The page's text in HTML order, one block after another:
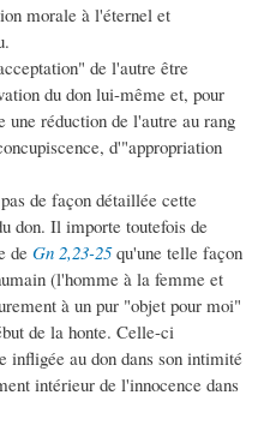
morale à l'éternel et
de l'autre être
du don lui-même et, pour
une réduction de l'autre au rang
d'"appropriation
de façon détaillée cette
don. Il importe toutefois de
de Gn 2,23-25qu'une telle façon
(l'homme à la femme et
à un pur "objet pour moi"
de la honte. Celle-ci
infligée au don dans son intimité
intérieur de l'innocence dans